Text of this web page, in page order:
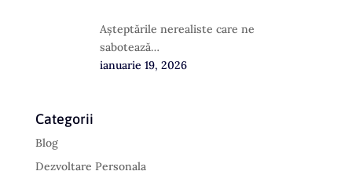
Așteptările nerealiste care ne
sabotează…
ianuarie 19, 2026
Categorii
Blog
Dezvoltare Personala